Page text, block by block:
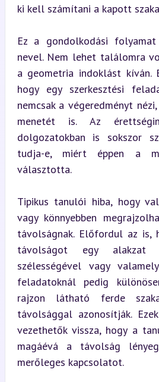
ki kell számítani a kapott
Ez a gondolkodási
nevel. Nem lehet találomra
a geometria indoklást
hogy egy szerkesztési
nemcsak a végeredményt
menetét is. Az
dolgozatokban is sokszor
tudja-e, miért éppen a
választotta.
Tipikus tanulói hiba, hogy
vagy könnyebben
távolságnak. Előfordul az is,
távolságot egy alakzat
szélességével vagy
feladatoknál pedig
rajzon látható ferde
távolsággal azonosítják.
vezethetők vissza, hogy a
magáévá a távolság
merőleges kapcsolatot.